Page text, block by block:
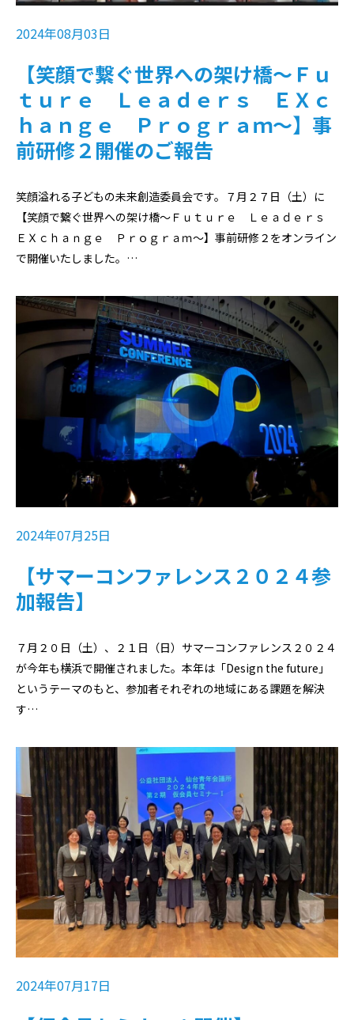
2024年08月03日
【笑顔で繋ぐ世界への架け橋〜Ｆｕ
ｔｕｒｅ Ｌｅａｄｅｒｓ ＥＸｃ
ｈａｎｇｅ Ｐｒｏｇｒａｍ〜】事
前研修２開催のご報告
⁡笑顔溢れる子どもの未来創造委員会です。⁡７月２７日（土）に
【笑顔で繋ぐ世界への架け橋〜Ｆｕｔｕｒｅ Ｌｅａｄｅｒｓ
ＥＸｃｈａｎｇｅ Ｐｒｏｇｒａｍ〜】事前研修２をオンライン
で開催いたしました。⁡…
2024年07月25日
【サマーコンファレンス２０２４参
加報告】
７月２０日（土）、２１日（日）サマーコンファレンス２０２４
が今年も横浜で開催されました。本年は「Design the future」
というテーマのもと、参加者それぞれの地域にある課題を解決
す…
2024年07月17日